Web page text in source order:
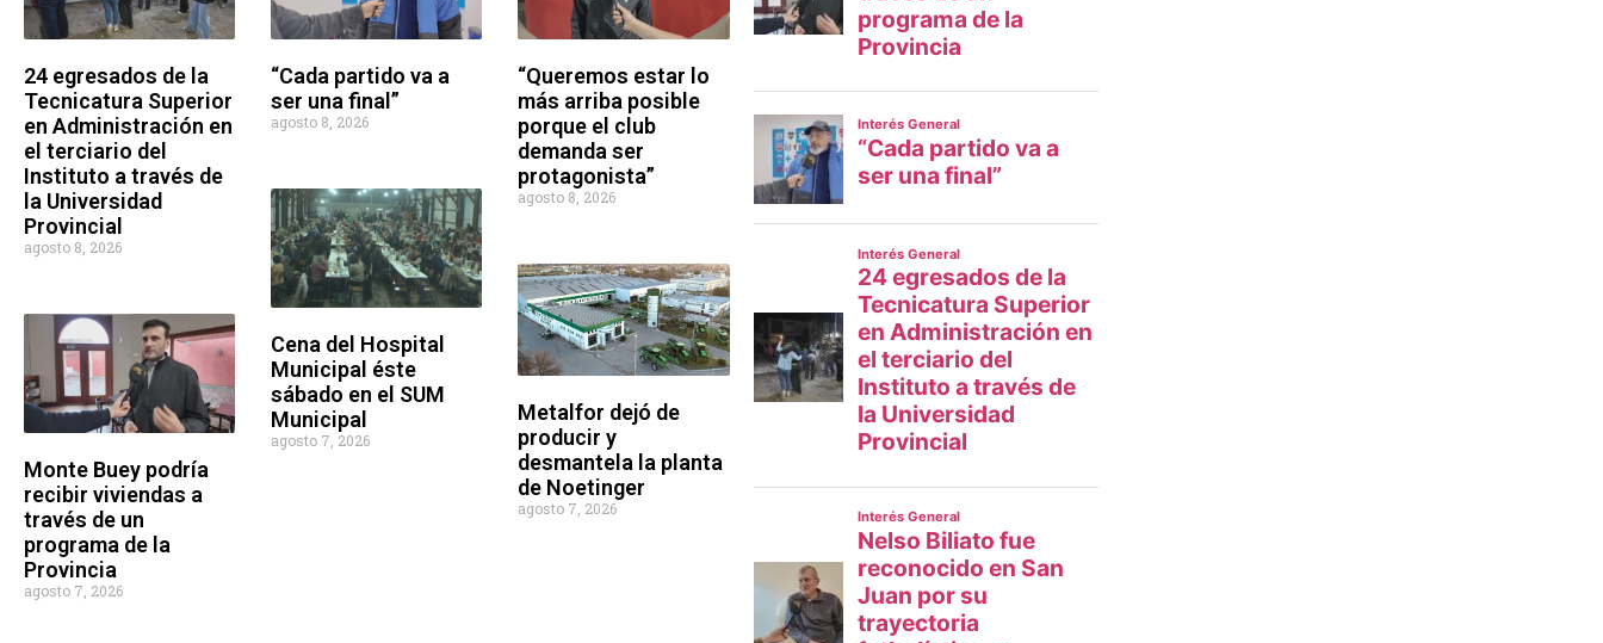
24 egresados de la
Tecnicatura Superior
en Administración en
el terciario del
Instituto a través de
la Universidad
Provincial
agosto 8, 2026
“Cada partido va a
ser una final”
agosto 8, 2026
“Queremos estar lo
más arriba posible
porque el club
demanda ser
protagonista”
agosto 8, 2026
Monte Buey podría
recibir viviendas a
través de un
programa de la
Provincia
agosto 7, 2026
Cena del Hospital
Municipal éste
sábado en el SUM
Municipal
agosto 7, 2026
Metalfor dejó de
producir y
desmantela la planta
de Noetinger
agosto 7, 2026